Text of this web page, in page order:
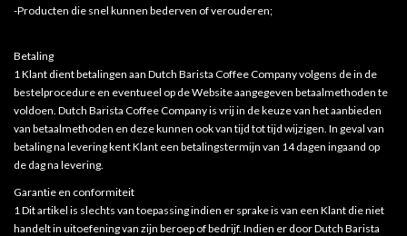
-Producten die snel kunnen bederven of verouderen;
Betaling
1 Klant dient betalingen aan Dutch Barista Coffee Company volgens de in de
bestelprocedure en eventueel op de Website aangegeven betaalmethoden te
voldoen. Dutch Barista Coffee Company is vrij in de keuze van het aanbieden
van betaalmethoden en deze kunnen ook van tijd tot tijd wijzigen. In geval van
betaling na levering kent Klant een betalingstermijn van 14 dagen ingaand op
de dag na levering.
Garantie en conformiteit
1 Dit artikel is slechts van toepassing indien er sprake is van een Klant die niet
handelt in uitoefening van zijn beroep of bedrijf. Indien er door Dutch Barista